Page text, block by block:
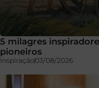
5 milagres
pioneiros
Inspiração03/08/2026